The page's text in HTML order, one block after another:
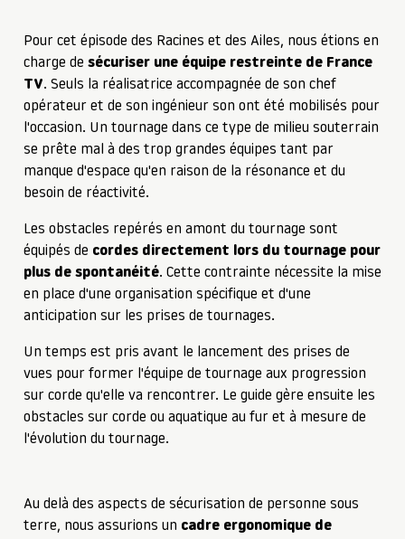
Pour cet épisode des Racines et des Ailes, nous étions en
charge de sécuriser une équipe restreinte de France
TV. Seuls la réalisatrice accompagnée de son chef
opérateur et de son ingénieur son ont été mobilisés pour
l'occasion. Un tournage dans ce type de milieu souterrain
se prête mal à des trop grandes équipes tant par
manque d'espace qu'en raison de la résonance et du
besoin de réactivité.
Les obstacles repérés en amont du tournage sont
équipés de cordes directement lors du tournage pour
plus de spontanéité. Cette contrainte nécessite la mise
en place d'une organisation spécifique et d'une
anticipation sur les prises de tournages.
Un temps est pris avant le lancement des prises de
vues pour former l'équipe de tournage aux progression
sur corde qu'elle va rencontrer. Le guide gère ensuite les
obstacles sur corde ou aquatique au fur et à mesure de
l'évolution du tournage.
Au delà des aspects de sécurisation de personne sous
terre, nous assurions un cadre ergonomique de